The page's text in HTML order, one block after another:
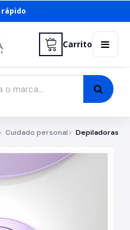
rápido
Carrito
Cuidado personal Depiladoras